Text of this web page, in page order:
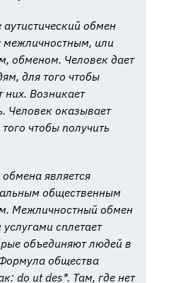
обмен
межличностным, или
обменом. Человек дает
для того чтобы
них. Возникает
Человек оказывает
того чтобы получить
является
общественным
Межличностный обмен
сплетает
объединяют людей в
общества
do utdes*. Там, где нет